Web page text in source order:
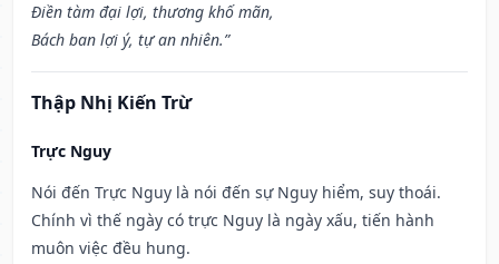
Điền tàm đại lợi, thương khố mãn,
Bách ban lợi ý, tự an nhiên.”
Thập Nhị Kiến Trừ
Trực Nguy
Nói đến Trực Nguy là nói đến sự Nguy hiểm, suy thoái.
Chính vì thế ngày có trực Nguy là ngày xấu, tiến hành
muôn việc đều hung.